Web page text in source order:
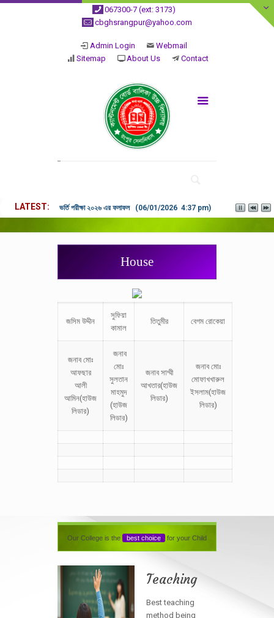
067300-7 (ext: 3173)
cbghsrangpur@yahoo.com
Admin Login
Webmail
Sitemap
About Us Contact
LATEST ভর্তি পরীক্ষা ২০২৬ এর ফলাফল (06/01/2026 4:37 pm)
House
জসিম উদ্দীন
সুফিয়া
কামাল
তিতুমীর বেগম রোকেয়া
জনাব মোঃ
আফছার
আলী
আমিন(হাউজ
লিডার)
জনাব
মোঃ
সুলতান
মাহমুদ
(হাউজ
লিডার)
জনাব সাম্মী
আখতার(হাউজ
লিডার)
জনাব মোঃ
মোফাখখারুল
ইসলাম(হাউজ
লিডার)
Our College is the best choice for your Child
Teaching
Best teaching
method being